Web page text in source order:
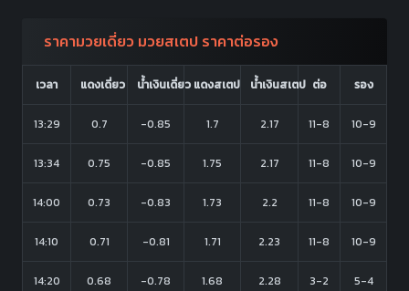
ราคามวยเดี่ยว มวยสเตป ราคาต่อรอง
เวลา แดงเดี่ยว น้ำเงินเดี่ยว แดงสเตป น้ำเงินสเตป ต่อ รอง
13:29 0.7 -0.85 1.7 2.17 11-8 10-9
13:34 0.75 -0.85 1.75 2.17 11-8 10-9
14:00 0.73 -0.83 1.73 2.2 11-8 10-9
14:10 0.71 -0.81 1.71 2.23 11-8 10-9
14:20 0.68 -0.78 1.68 2.28 3-2 5-4